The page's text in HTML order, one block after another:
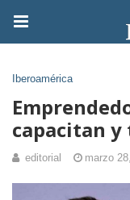
Iberoamérica
capacitan y
editorial marzo